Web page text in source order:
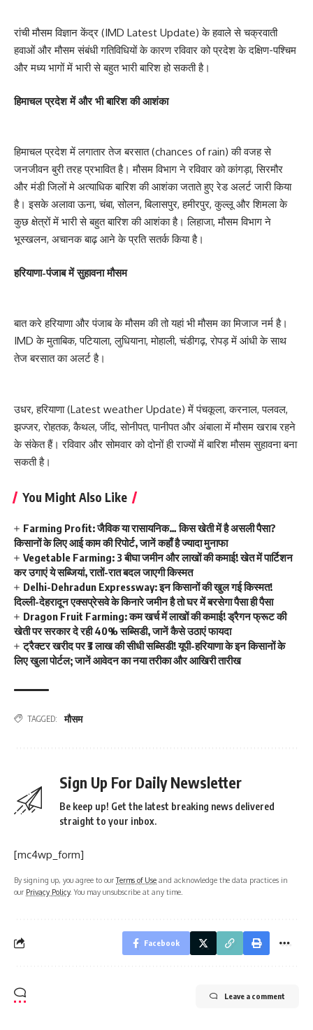
रांची मौसम विज्ञान केंद्र (IMD Latest Update) के हवाले से चक्रवाती
हवाओं और मौसम संबंधी गतिविधियों के कारण रविवार को प्रदेश के दक्षिण-पश्चिम
और मध्य भागों में भारी से बहुत भारी बारिश हो सकती है।
हिमाचल प्रदेश में और भी बारिश की आशंका
हिमाचल प्रदेश में लगातार तेज बरसात (chances of rain) की वजह से
जनजीवन बुरी तरह प्रभावित है। मौसम विभाग ने रविवार को कांगड़ा, सिरमौर
और मंडी जिलों मे अत्याधिक बारिश की आशंका जताते हुए रेड अलर्ट जारी किया
है। इसके अलावा ऊना, चंबा, सोलन, बिलासपुर, हमीरपुर, कुल्लू और शिमला के
कुछ क्षेत्रों में भारी से बहुत बारिश की आशंका है। लिहाजा, मौसम विभाग ने
भूस्खलन, अचानक बाढ़ आने के प्रति सतर्क किया है।
हरियाणा-पंजाब में सुहावना मौसम
बात करे हरियाणा और पंजाब के मौसम की तो यहां भी मौसम का मिजाज नर्म है।
IMD के मुताबिक, पटियाला, लुधियाना, मोहाली, चंडीगढ़, रोपड़ में आंधी के साथ
तेज बरसात का अलर्ट है।
उधर, हरियाणा (Latest weather Update) में पंचकूला, करनाल, पलवल,
झज्जर, रोहतक, कैथल, जींद, सोनीपत, पानीपत और अंबाला में मौसम खराब रहने
के संकेत हैं। रविवार और सोमवार को दोनों ही राज्यों में बारिश मौसम सुहावना बना
सकती है।
You Might Also Like
Farming Profit: जैविक या रासायनिक… किस खेती में है असली पैसा?
किसानों के लिए आई काम की रिपोर्ट, जानें कहाँ है ज्यादा मुनाफा
Vegetable Farming: 3 बीघा जमीन और लाखों की कमाई! खेत में पार्टिशन
कर उगाएं ये सब्जियां, रातों-रात बदल जाएगी किस्मत
Delhi-Dehradun Expressway: इन किसानों की खुल गई किस्मत!
दिल्ली-देहरादून एक्सप्रेसवे के किनारे जमीन है तो घर में बरसेगा पैसा ही पैसा
Dragon Fruit Farming: कम खर्च में लाखों की कमाई! ड्रैगन फ्रूट की
खेती पर सरकार दे रही 40% सब्सिडी, जानें कैसे उठाएं फायदा
ट्रैक्टर खरीद पर ₹3 लाख की सीधी सब्सिडी! यूपी-हरियाणा के इन किसानों के
लिए खुला पोर्टल; जानें आवेदन का नया तरीका और आखिरी तारीख
TAGGED: मौसम
Sign Up For Daily Newsletter
Be keep up! Get the latest breaking news delivered
straight to your inbox.
[mc4wp_form]
By signing up, you agree to ourTerms of Use and acknowledge the data practices in
our Privacy Policy. You may unsubscribe at any time.
Facebook
Leave a comment